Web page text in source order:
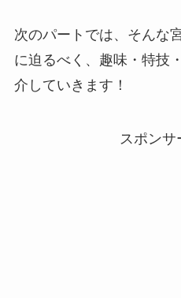
次のパートでは、そんな
に迫るべく、趣味・特技
介していきます！
スポンサ